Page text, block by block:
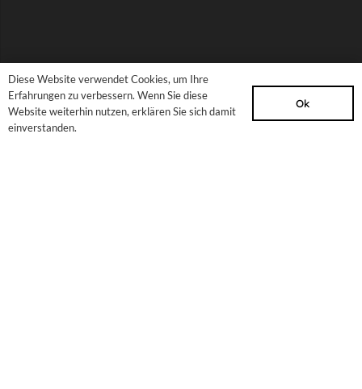
Diese Website verwendet Cookies, um Ihre
Erfahrungen zu verbessern. Wenn Sie diese
Website weiterhin nutzen, erklären Sie sich damit
einverstanden.
Ok